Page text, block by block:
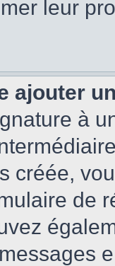
leur
ajouter
à
créée,
de